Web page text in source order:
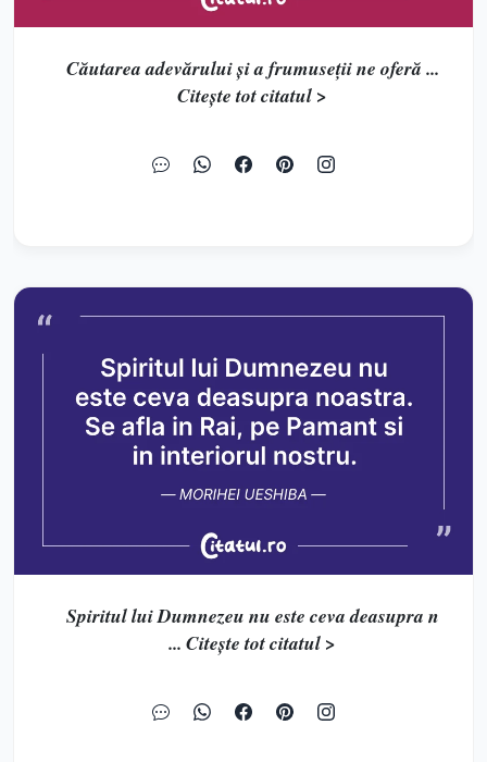
Căutarea adevărului și a frumuseții ne oferă ...
Citește tot citatul >
Spiritul lui Dumnezeu nu este ceva deasupra n
... Citește tot citatul >